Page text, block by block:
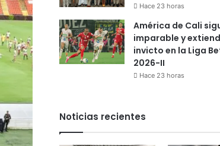
Hace 23 horas
América de Cali
imparable y
invicto en la Liga
2026-II
Hace 23 horas
Noticias recientes